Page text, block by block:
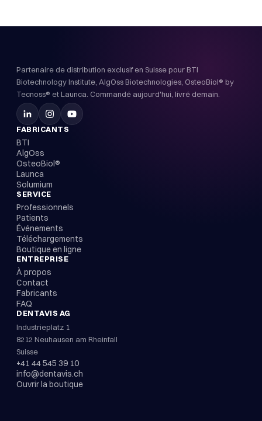
Partenaire de distribution exclusif en Suisse pour BTI
Biotechnology Institute, AlgOss Biotechnologies, OsteoBiol® by
Tecnoss® et Launca. Commandé aujourd'hui, livré demain.
FABRICANTS
BTI
AlgOss
OsteoBiol®
Launca
Solumium
SERVICE
Professionnels
Patients
Événements
Téléchargements
Boutique en ligne
ENTREPRISE
À propos
Contact
Fabricants
FAQ
DENTAVIS AG
Industrieplatz 1
8212 Neuhausen am Rheinfall
Suisse
+41 44 545 39 10
info@dentavis.ch
Ouvrir la boutique